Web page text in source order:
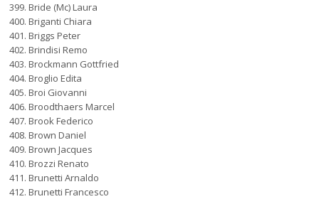
Bride (Mc) Laura
Briganti Chiara
Briggs Peter
Brindisi Remo
Brockmann Gottfried
Broglio Edita
Broi Giovanni
Broodthaers Marcel
Brook Federico
Brown Daniel
Brown Jacques
Brozzi Renato
Brunetti Arnaldo
Brunetti Francesco